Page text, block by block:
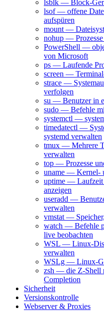
lsblk — Block-
lsof — offene
aufspüren
mount —
nohup —
PowerShell —
von Microsoft
ps — Laufende
screen —
strace —
verfolgen
su — Benutzer in
sudo — Befehle
systemctl —
timedatectl —
systemd verwalten
tmux — Mehrere
verwalten
top — Prozesse
uname — Kernel-
uptime — Laufzeit
anzeigen
useradd —
verwalten
vmstat —
watch — Befehle
live beobachten
WSL — Linux-
verwalten
WSLg — Linux-
zsh — die Z-Shell
Completion
Sicherheit
Versionskontrolle
Webserver & Proxies